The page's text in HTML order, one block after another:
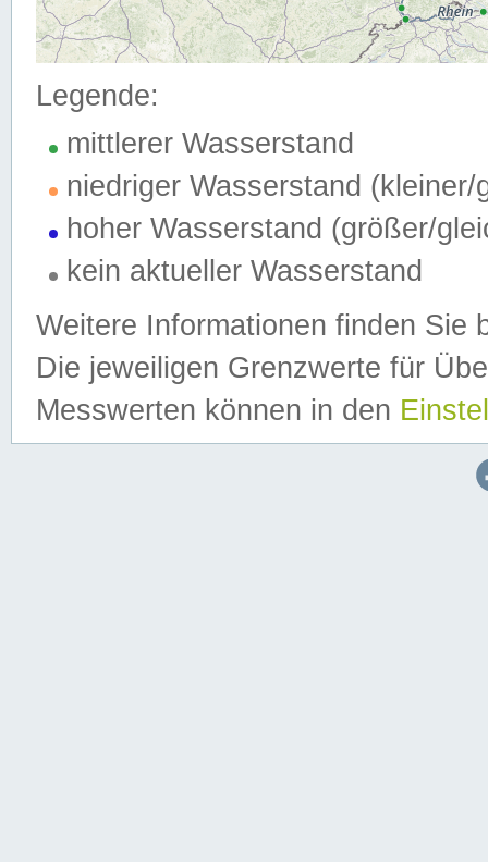
Legende:
mittlerer Wasserstand
niedriger Wasserstand (kleiner/
hoher Wasserstand (größer/
kein aktueller Wasserstand
Weitere Informationen finden Sie
Die jeweiligen Grenzwerte für
Messwerten können in den